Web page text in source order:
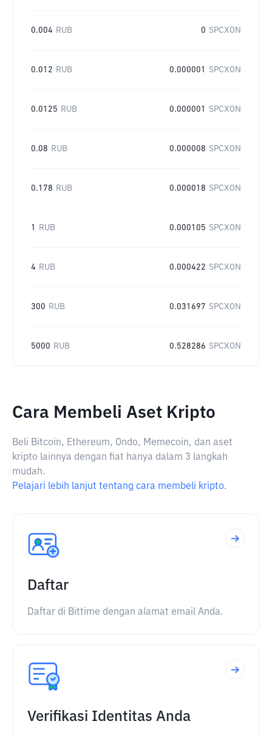
0.004 RUB 0 SPCXON
0.012 RUB 0.000001 SPCXON
0.0125 RUB 0.000001 SPCXON
0.08 RUB 0.000008 SPCXON
0.178 RUB 0.000018 SPCXON
1 RUB 0.000105 SPCXON
4 RUB 0.000422 SPCXON
300 RUB 0.031697 SPCXON
5000 RUB 0.528286 SPCXON
Cara Membeli Aset Kripto
Beli Bitcoin, Ethereum, Ondo, Memecoin, dan aset
kripto lainnya dengan fiat hanya dalam 3 langkah
mudah.
Pelajari lebih lanjut tentang cara membeli kripto.
Daftar
Daftar di Bittime dengan alamat email Anda.
Verifikasi Identitas Anda